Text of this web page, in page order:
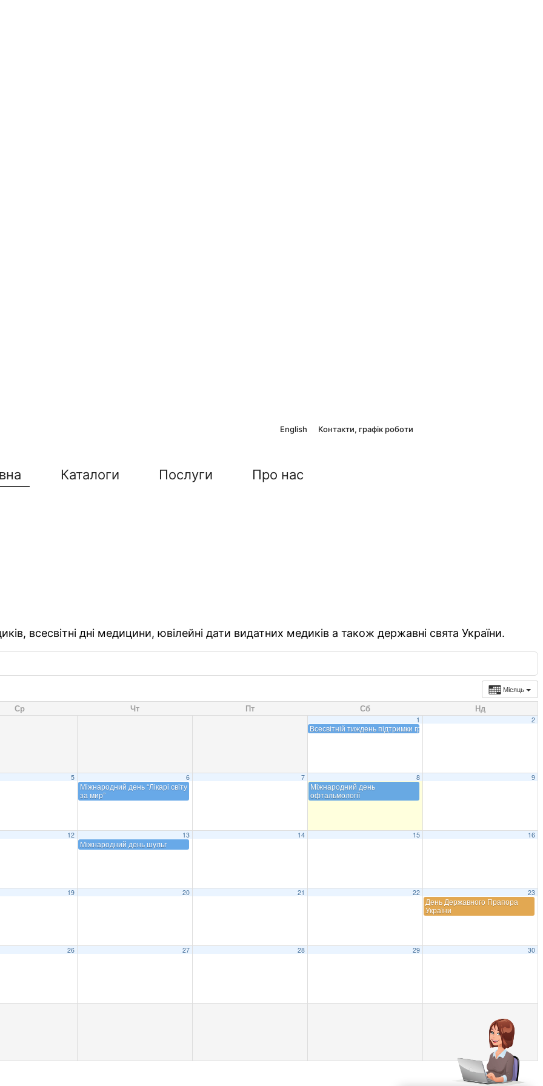
English Контакти, графік роботи
Каталоги Послуги Про нас
всесвітні дні медицини, ювілейні дати видатних медиків а також державні свята України.
Місяць
Ср Чт Пт Сб Нд
1
Всесвітній тиждень підтримки грудного вигодовування
2
5 6
Міжнародний день “Лікарі світу
за мир”
7 8
Міжнародний день
офтальмології
9
12 13
Міжнародний день шульг
14 15 16
19 20 21 22 23
День Державного Прапора
України
26 27 28 29 30